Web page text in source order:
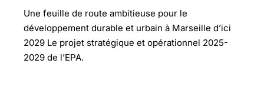
Une feuille de route ambitieuse pour le
développement durable et urbain à Marseille d’ici
2029 Le projet stratégique et opérationnel 2025-
2029 de l’EPA.